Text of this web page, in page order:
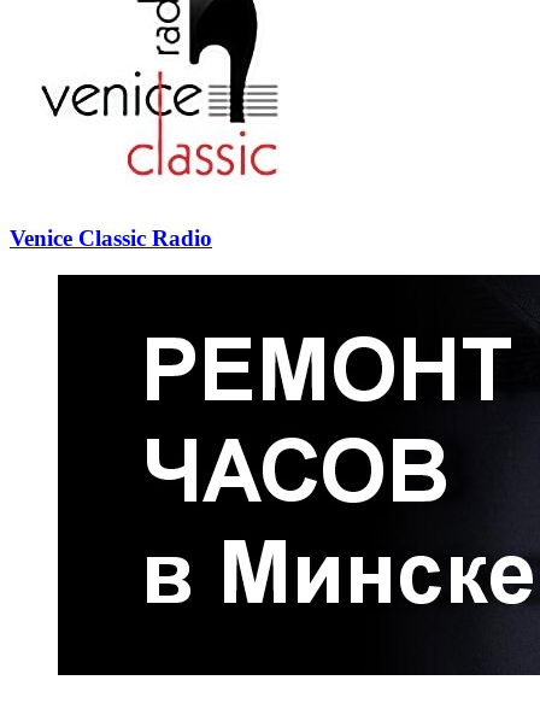
Venice Classic Radio